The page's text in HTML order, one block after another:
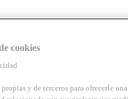
16.30 h / V de 8.30 a 14 h.
cookies
y de terceros para ofrecerle